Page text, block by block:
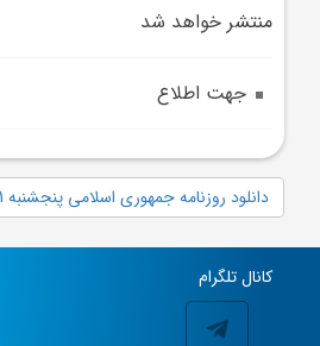
منتشر خواهد شد
جهت اطلاع
دانلود روزنامه جمهوری اسلامی پنجشنبه 1405/04/11 شماره 13395
کانال تلگرام